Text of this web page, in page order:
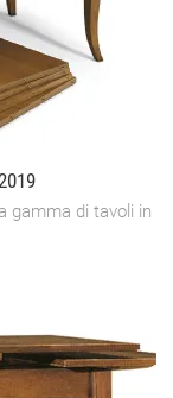
gamma di tavoli in